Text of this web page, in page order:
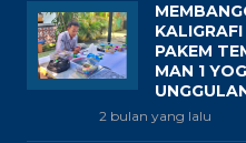
PAKEM
MAN 1
2 bulan yang lalu